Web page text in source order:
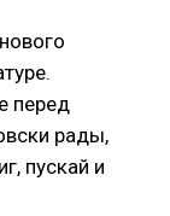
перед
рады,
пускай и